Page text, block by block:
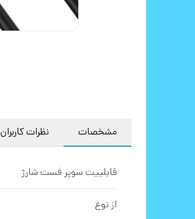
مشخصات نظرات کاربران
قابلییت سوپر فست شارژ
از نوع